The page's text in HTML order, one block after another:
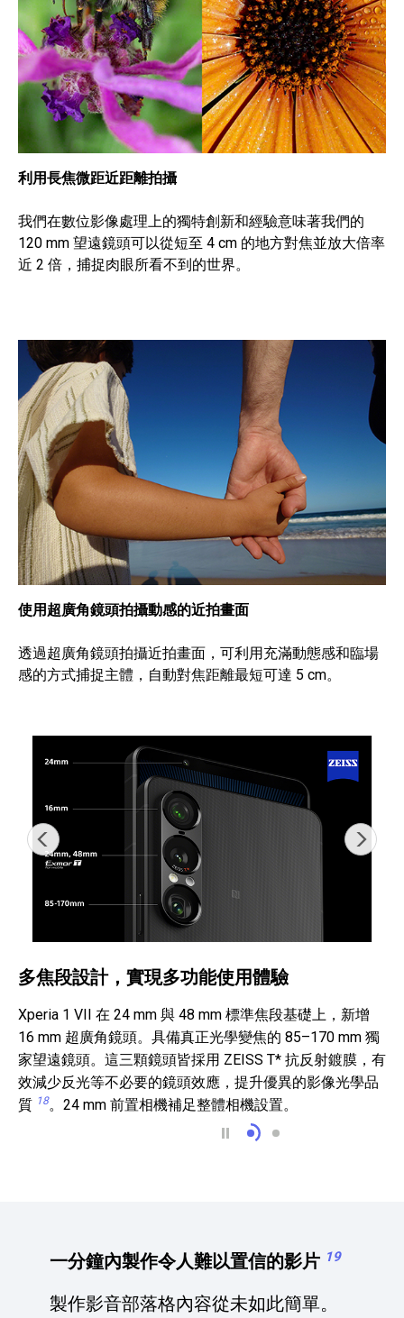
利用長焦微距近距離拍攝
我們在數位影像處理上的獨特創新和經驗意味著我們的
120 mm 望遠鏡頭可以從短至 4 cm 的地方對焦並放大倍率
近 2 倍，捕捉肉眼所看不到的世界。
使用超廣角鏡頭拍攝動感的近拍畫面
透過超廣角鏡頭拍攝近拍畫面，可利用充滿動態感和臨場
感的方式捕捉主體，自動對焦距離最短可達 5 cm。
多焦段設計，實現多功
多焦段設計，實現
多焦段設計，實現多功能使用體驗
Xperia 1 VII 在 24 mm 與 48 mm 標準焦段基礎上，新增
16 mm 超廣角鏡頭。具備真正光學變焦的 85–170 mm 獨
家望遠鏡頭。這三顆鏡頭皆採用 ZEISS T* 抗反射鍍膜，有
效減少反光等不必要的鏡頭效應，提升優異的影像光學品
質 18。24 mm 前置相機補足整體相機設置。
一分鐘內製作令人難以置信的影片 19
製作影音部落格內容從未如此簡單。